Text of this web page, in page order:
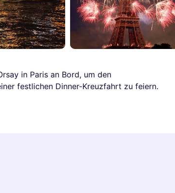
in Paris an Bord, um den
festlichen Dinner-Kreuzfahrt zu feiern.